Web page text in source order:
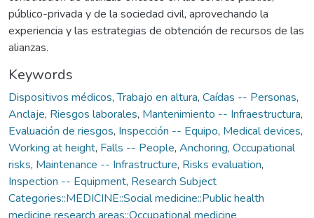
público-privada y de la sociedad civil, aprovechando la
experiencia y las estrategias de obtención de recursos de las
alianzas.
Keywords
Dispositivos médicos,Trabajo en altura, Caídas -- Personas,
Anclaje, Riesgos laborales, Mantenimiento -- Infraestructura,
Evaluación de riesgos, Inspección -- Equipo, Medical devices,
Working at height, Falls -- People, Anchoring, Occupational
risks, Maintenance -- Infrastructure, Risks evaluation,
Inspection -- Equipment, Research Subject
Categories::MEDICINE::Social medicine::Public health